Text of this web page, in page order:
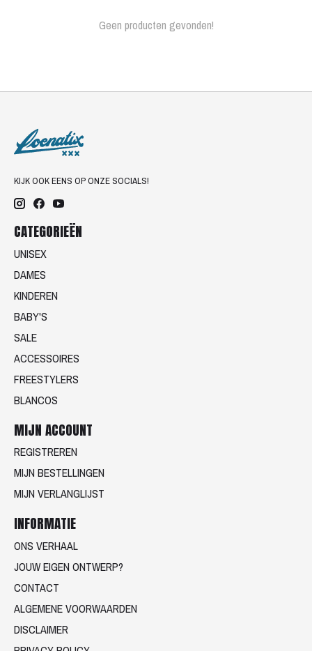
Geen producten gevonden!
KIJK OOK EENS OP ONZE SOCIALS!
CATEGORIEËN
UNISEX
DAMES
KINDEREN
BABY'S
SALE
ACCESSOIRES
FREESTYLERS
BLANCOS
MIJN ACCOUNT
REGISTREREN
MIJN BESTELLINGEN
MIJN VERLANGLIJST
INFORMATIE
ONS VERHAAL
JOUW EIGEN ONTWERP?
CONTACT
ALGEMENE VOORWAARDEN
DISCLAIMER